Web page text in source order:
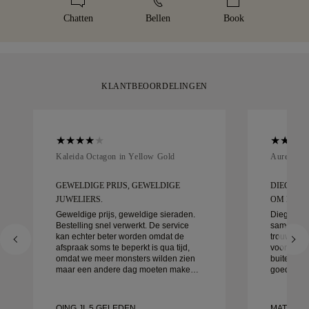
Chatten Bellen Book
KLANTBEOORDELINGEN
Kaleida Octagon in Yellow Gold
GEWELDIGE PRIJS, GEWELDIGE
JUWELIERS.
Geweldige prijs, geweldige sieraden.
Bestelling snel verwerkt. De service
kan echter beter worden omdat de
afspraak soms te beperkt is qua tijd,
omdat we meer monsters wilden zien
maar een andere dag moeten maken.
Aurelle in
DIEGO
OM MEE
Diego
samen te
voor
goed